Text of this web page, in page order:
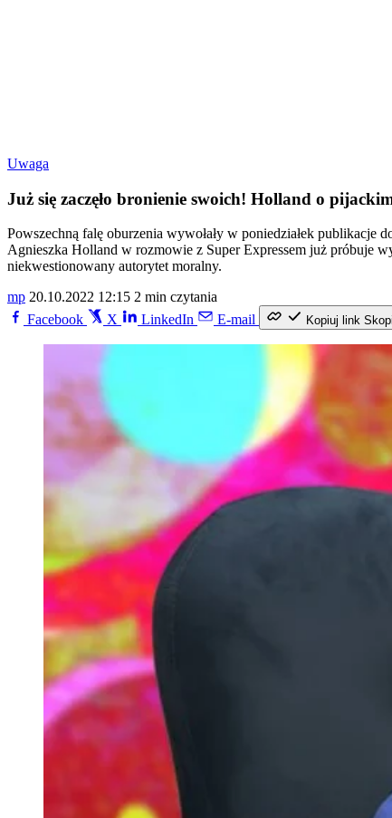
Uwaga
Już się zaczęło bronienie swoich! Holland o
Powszechną falę oburzenia wywołały w poniedziałek
Agnieszka Holland w rozmowie z Super Expressem już próbuje
niekwestionowany autorytet moralny.
mp 20.10.2022 12:15 2 min czytania
Facebook
X LinkedIn E-mail Kopiuj link